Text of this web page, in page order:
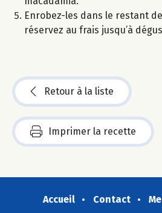
Enrobez-les dans le restant
réservez au frais jusqu’à
Retour à la liste
Imprimer la recette
Accueil Contact